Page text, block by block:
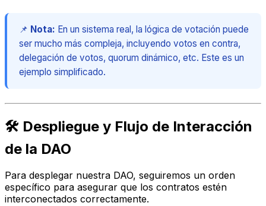
📌 Nota: En un sistema real, la lógica de votación puede
ser mucho más compleja, incluyendo votos en contra,
delegación de votos, quorum dinámico, etc. Este es un
ejemplo simplificado.
🛠️ Despliegue y Flujo de Interacción
de la DAO
Para desplegar nuestra DAO, seguiremos un orden
específico para asegurar que los contratos estén
interconectados correctamente.